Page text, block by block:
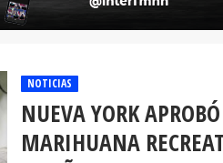
NUEVA YORK APROBÓ
MARIHUANA
21 AÑOS